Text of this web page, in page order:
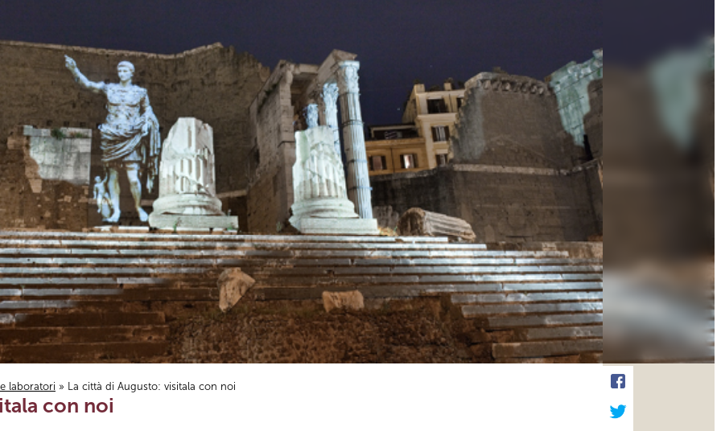
laboratori » La città di Augusto: visitala con noi
con noi